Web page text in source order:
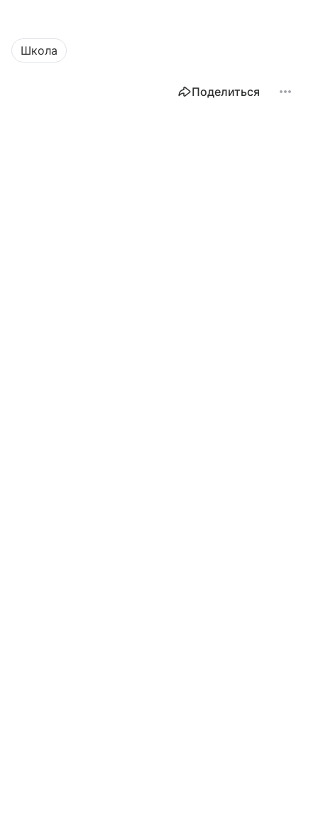
Школа
Поделиться